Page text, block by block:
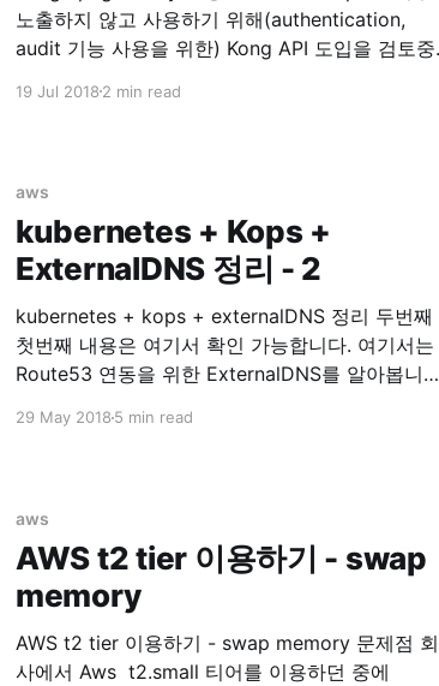
노출하지 않고 사용하기 위해(authentication,
audit 기능 사용을 위한) Kong API 도입을 검토중
여기에 정리하려 합니다. 관련된 모든 설치는
19 Jul 20182 min read
aws
kubernetes + Kops +
ExternalDNS 정리 - 2
kubernetes + kops + externalDNS 정리 두번째
첫번째 내용은 여기서 확인 가능합니다. 여기서는
Route53 연동을 위한 ExternalDNS를 알아봅니다.
service expose 가 필요한 Services 들을 위해
kubernetes-incubator/external-dns · GitHub 위
링크에 가면 ExternalDNS on AWS 에 대한 설명이
29 May 20185 min read
aws
AWS t2 tier 이용하기 - swap
memory
AWS t2 tier 이용하기 - swap memory 문제점 회
사에서 Aws t2.small 티어를 이용하던 중에